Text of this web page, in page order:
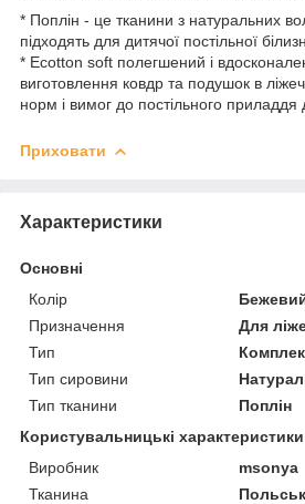
* Поплін - це тканини з натуральних
підходять для дитячої постільної
* Ecotton soft полегшений і
виготовлення ковдр та подушок в
норм і вимог до постільного
Приховати
Характеристики
Основні
Колір
Призначення
Для
Тип
Тип сировини
Тип тканини
Поплін
Користувальницькі характеристики
Виробник
msonya
Тканина